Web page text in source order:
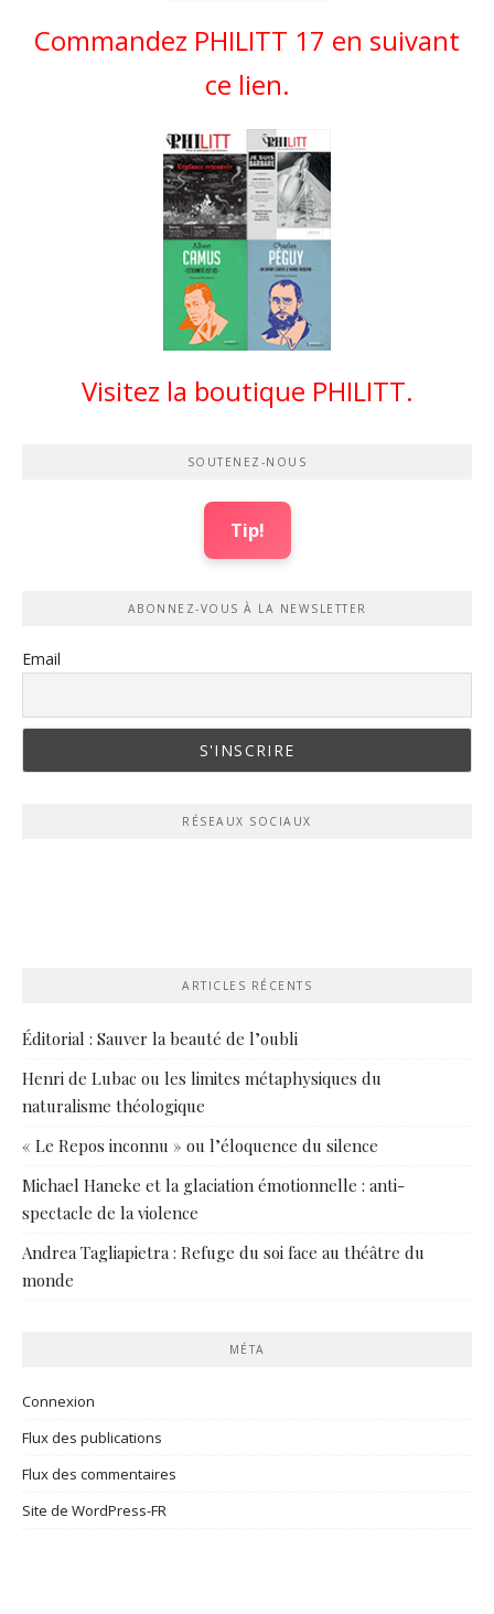
Commandez PHILITT 17 en suivant
ce lien.
Visitez la boutique PHILITT.
SOUTENEZ-NOUS
Tip!
ABONNEZ-VOUS À LA NEWSLETTER
Email
RÉSEAUX SOCIAUX
ARTICLES RÉCENTS
Éditorial : Sauver la beauté de l’oubli
Henri de Lubac ou les limites métaphysiques du
naturalisme théologique
« Le Repos inconnu » ou l’éloquence du silence
Michael Haneke et la glaciation émotionnelle : anti-
spectacle de la violence
Andrea Tagliapietra : Refuge du soi face au théâtre du
monde
MÉTA
Connexion
Flux des publications
Flux des commentaires
Site de WordPress-FR